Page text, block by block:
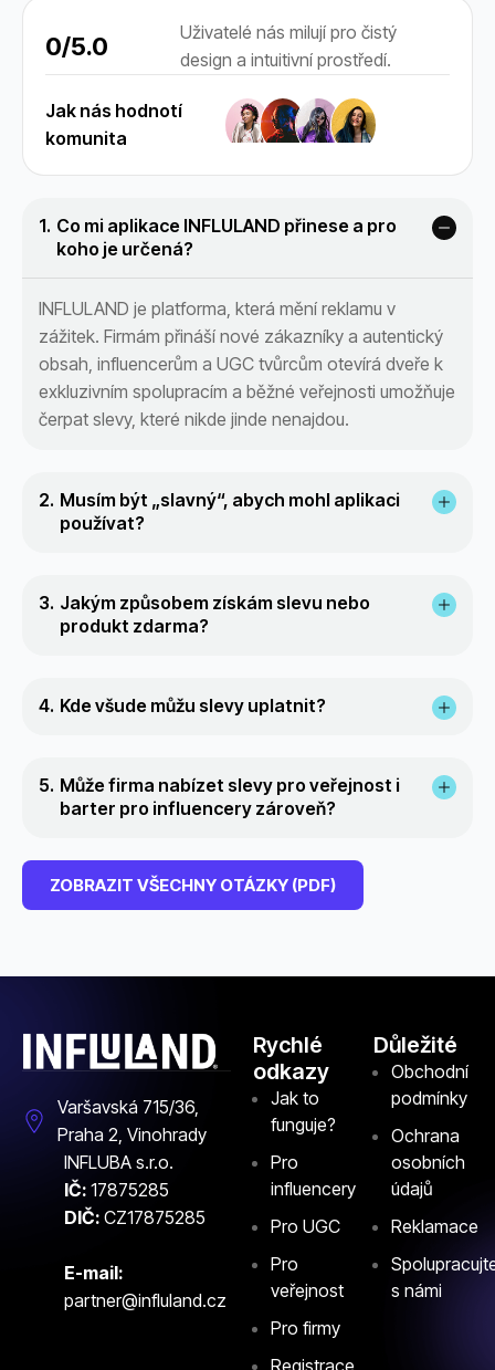
Uživatelé nás milují pro čistý
design a intuitivní prostředí.
0/5.0
Jak nás hodnotí
komunita
Co mi aplikace INFLULAND přinese a pro
koho je určená?
INFLULAND je platforma, která mění reklamu v
zážitek. Firmám přináší nové zákazníky a autentický
obsah, influencerům a UGC tvůrcům otevírá dveře k
exkluzivním spolupracím a běžné veřejnosti umožňuje
čerpat slevy, které nikde jinde nenajdou.
Musím být „slavný“, abych mohl aplikaci
používat?
Jakým způsobem získám slevu nebo
produkt zdarma?
Kde všude můžu slevy uplatnit?
Může firma nabízet slevy pro veřejnost i
barter pro influencery zároveň?
ZOBRAZIT VŠECHNY OTÁZKY (PDF)
Varšavská 715/36,
Praha 2, Vinohrady
INFLUBA s.r.o.
IČ: 17875285
DIČ: CZ17875285
E-mail:
partner@influland.cz
Rychlé
odkazy
Jak to
funguje?
Pro
influencery
Pro UGC
Pro
veřejnost
Pro firmy
Registrace
Důležité
Obchodní
podmínky
Ochrana
osobních
údajů
Reklamace
s námi